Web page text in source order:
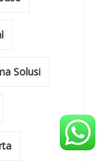
Solusi